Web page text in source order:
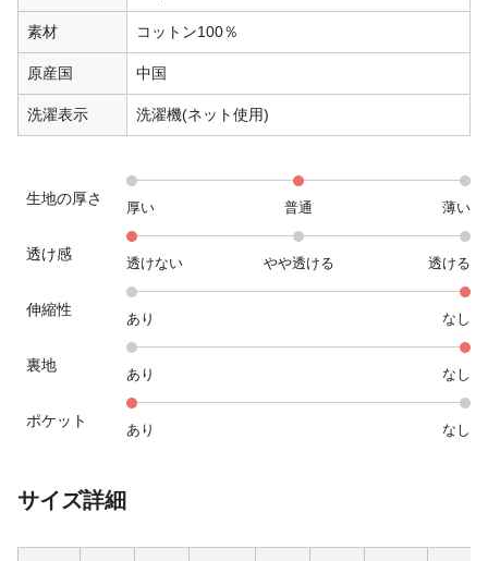
素材 コットン100％
原産国 中国
洗濯表示 洗濯機(ネット使用)
生地の厚さ
厚い 普通 薄い
透け感
透けない やや透ける 透ける
伸縮性
あり なし
裏地
あり なし
ポケット
あり なし
サイズ詳細